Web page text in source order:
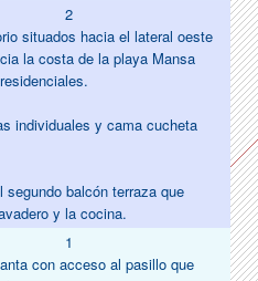
2
situados hacia el lateral oeste
la costa de la playa Mansa
individuales y cama cucheta
balcón terraza que
y la cocina.
1
con acceso al pasillo que